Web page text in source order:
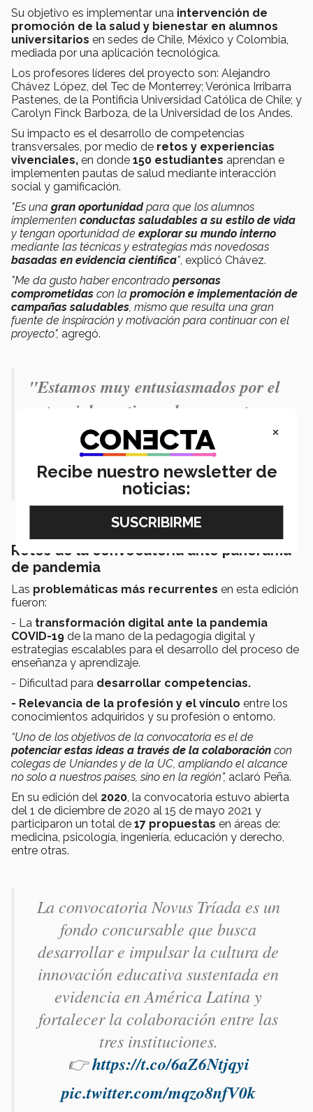
Su objetivo es implementar una intervención de
promoción de la salud y bienestar en alumnos
universitarios en sedes de Chile, México y Colombia,
mediada por una aplicación tecnológica.
Los profesores líderes del proyecto son: Alejandro
Chávez López, del Tec de Monterrey; Verónica Irribarra
Pastenes, de la Pontificia Universidad Católica de Chile; y
Carolyn Finck Barboza, de la Universidad de los Andes.
Su impacto es el desarrollo de competencias
transversales, por medio de retos y experiencias
vivenciales, en donde 150 estudiantes aprendan e
implementen pautas de salud mediante interacción
social y gamificación.
"Es una gran oportunidadpara que los alumnos
implementen conductas saludables a su estilo de vida
y tengan oportunidad de explorar su mundo interno
mediante las técnicas y estrategias más novedosas
basadas en evidencia científica" , explicó Chávez.
"Me da gusto haber encontrado personas
comprometidas con la promoción e implementación de
campañas saludables , mismo que resulta una gran
fuente de inspiración y motivación para continuar con el
proyecto", agregó.
"Estamos muy entusiasmados por el
potencial que tienen los proyectos
seleccionados".- Luis Omar Peña,
líder en el Instituto para el Futuro de
la Educación.
Retos de la convocatoria ante panorama
de pandemia
Las problemáticas más recurrentes en esta edición
fueron:
- La transformación digital ante la pandemia
COVID-19 de la mano de la pedagogía digital y
estrategias escalables para el desarrollo del proceso de
enseñanza y aprendizaje.
- Dificultad para desarrollar competencias.
- Relevancia de la profesión y el vínculo entre los
conocimientos adquiridos y su profesión o entorno.
“Uno de los objetivos de la convocatoria es el de
potenciar estas ideas a través de la colaboración con
colegas de Uniandes y de la UC, ampliando el alcance
no solo a nuestros países, sino en la región”, aclaró Peña.
En su edición del 2020 , la convocatoria estuvo abierta
del 1 de diciembre de 2020 al 15 de mayo 2021 y
participaron un total de 17 propuestas en áreas de:
medicina, psicología, ingeniería, educación y derecho,
entre otras.
La convocatoria Novus Tríada es un
fondo concursable que busca
desarrollar e impulsar la cultura de
innovación educativa sustentada en
evidencia en América Latina y
fortalecer la colaboración entre las
tres instituciones.
👉https://t.co/6aZ6Ntjqyi
pic.twitter.com/mqzo8nfV0k
×
Recibe nuestro newsletter de
noticias: